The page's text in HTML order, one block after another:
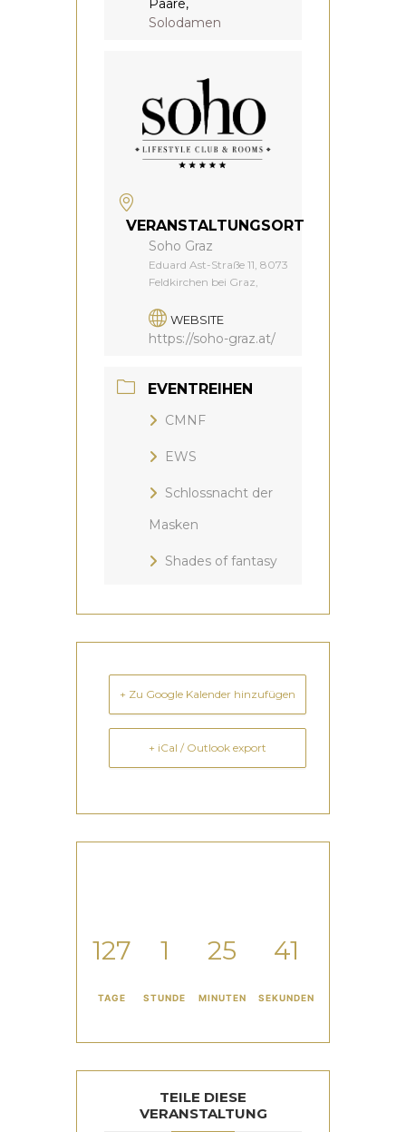
Paare,
Solodamen
VERANSTALTUNGSORT
Soho Graz
Eduard Ast-Straße 11, 8073
Feldkirchen bei Graz,
WEBSITE
https://soho-graz.at/
EVENTREIHEN
CMNF
EWS
Schlossnacht der
Masken
Shades of fantasy
+ Zu Google Kalender hinzufügen
+ iCal / Outlook export
127
TAGE
1
STUNDE
25
MINUTEN
41
SEKUNDEN
TEILE DIESE
VERANSTALTUNG